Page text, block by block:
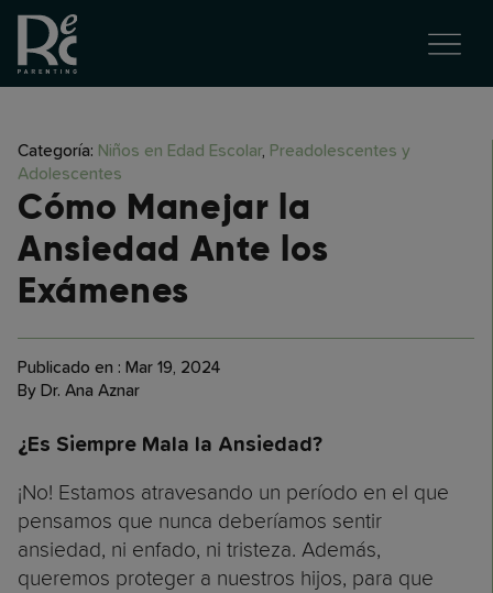
Categoría: Niños en Edad Escolar, Preadolescentes y
Adolescentes
Cómo Manejar la
Ansiedad Ante los
Exámenes
Publicado en : Mar 19, 2024
By Dr. Ana Aznar
¿Es Siempre Mala la Ansiedad?
¡No! Estamos atravesando un período en el que
pensamos que nunca deberíamos sentir
ansiedad, ni enfado, ni tristeza. Además,
queremos proteger a nuestros hijos, para que